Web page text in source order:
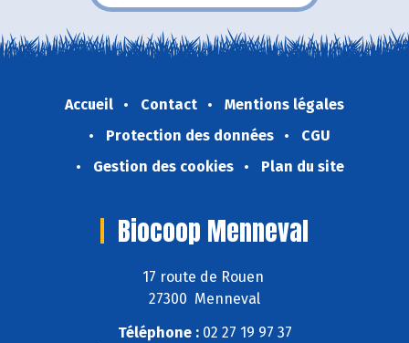
Accueil Contact
Mentions légales
Protection des données
CGU
Gestion des cookies
Plan du site
Biocoop Menneval
17 route de Rouen
27300 Menneval
Téléphone :02 27 19 97 37